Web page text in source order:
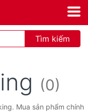
Tìm kiếm
(0)
Mua sản phẩm chính